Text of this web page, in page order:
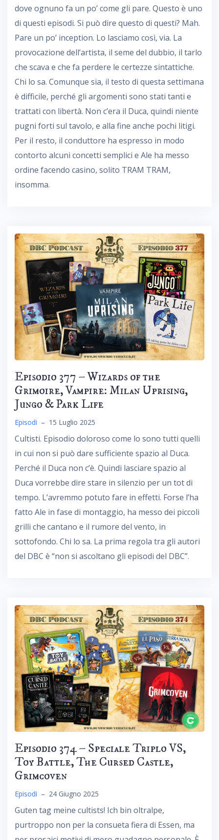
dove ognuno fa un po’ come gli pare. Questo è uno
di questi episodi. Si può dire questo di questi? Mah.
Pare un po’ inception. Lo lasciamo così, via. La
provocazione dell’artista, il seme del dubbio, il tarlo
che scava e che fa perdere le certezze sintattiche.
Chi lo sa. Comunque sia, il testo di questa settimana
è difficile, perché gli argomenti sono stati tanti e
trattati con libertà. Non c’era il Duca, quindi niente
pugni forti sul tavolo, e alla fine anche pochi litigi.
Per il resto, il conduttore ha espresso in modo
contorto alcuni concetti semplici e Ale ha messo
ordine facendo casino, solito TRAM TRAM,
insomma.
Episodio 377 – Wizards of the
Grimoire, Vampire: Milan Uprising,
Jungo & Park Life
Episodi – 15 Luglio 2025
Cultisti. Episodio doloroso come lo sono tutti quelli
in cui non si può dare sufficiente spazio al Duca.
Perché il Duca non c’è. Quindi lasciare spazio al
Duca vorrebbe dire stare in silenzio per un tot di
tempo. L’avremmo potuto fare in effetti. Forse l’ha
fatto Ale in fase di montaggio, ha messo dei piccoli
grilli che cantano e il rumore del vento, in
sottofondo. Chi lo sa. La prima regola tra gli autori
del DBC è “non si ascoltano gli episodi del DBC”.
Episodio 374 – Speciale Triplo VS,
Toy Battle, The Cursed Castle,
Grimcoven
Episodi – 24 Giugno 2025
Guten tag meine cultists! Ich bin oltralpe,
purtroppo non per la consueta fiera di Essen, ma